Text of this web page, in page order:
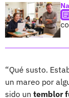
“Qué susto.
un mareo por
sido un temblor